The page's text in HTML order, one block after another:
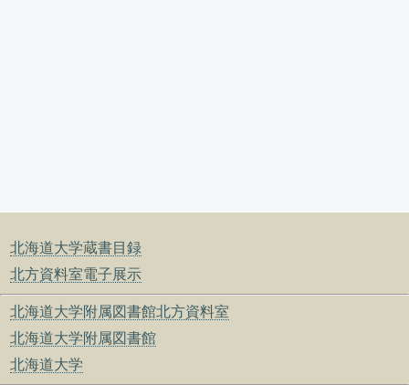
北海道大学蔵書目録
北方資料室電子展示
北海道大学附属図書館北方資料室
北海道大学附属図書館
北海道大学